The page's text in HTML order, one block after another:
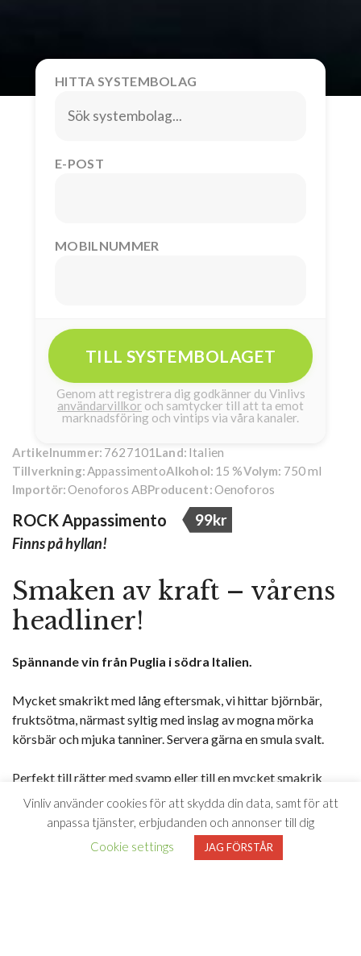
HITTA SYSTEMBOLAG
E-POST
MOBILNUMMER
TILL SYSTEMBOLAGET
Genom att registrera dig godkänner du Vinlivs
användarvillkor och samtycker till att ta emot
marknadsföring och vintips via våra kanaler.
Artikelnummer: 7627101 Land: Italien
Tillverkning:AppassimentoAlkohol: 15 %Volym: 750 ml
Importör:Oenoforos ABProducent:Oenoforos
ROCK Appassimento 99kr
Finns på hyllan!
Smaken av kraft – vårens
headliner!
Spännande vin från Puglia i södra Italien.
Mycket smakrikt med lång eftersmak, vi hittar björnbär,
fruktsötma, närmast syltig med inslag av mogna mörka
körsbär och mjuka tanniner. Servera gärna en smula svalt.
Perfekt till rätter med svamp eller till en mycket smakrik
lammburgare.
”Mustigt, intensivt, smakrikt.”
Vinliv använder cookies för att skydda din data, samt för att
anpassa tjänster, erbjudanden och annonser till dig
Cookie settings
JAG FÖRSTÅR